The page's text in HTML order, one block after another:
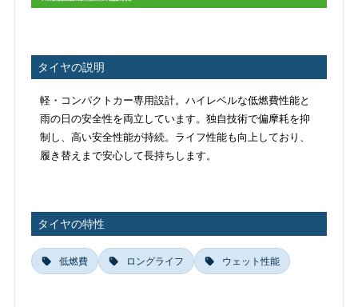
タイヤの説明
軽・コンパクトカー専用設計。ハイレベルな低燃費性能と
雨の日の安全性を両立しています。独自技術で偏摩耗を抑
制し、高い安全性能が持続。ライフ性能も向上しており、
履き替えまで安心して長持ちします。
タイヤの特性
低燃費 ロングライフ ウェット性能